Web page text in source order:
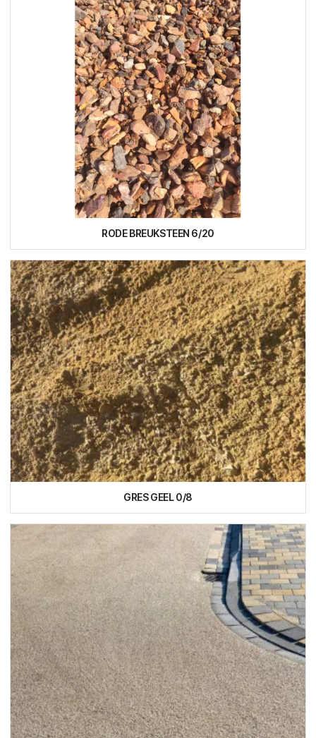
RODE BREUKSTEEN 6/20
GRES GEEL 0/8